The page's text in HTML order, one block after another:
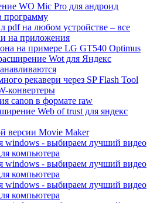
WO Mic Pro для андроид
программу
pdf на любом устройстве – все
на приложения
на примере LG GT540 Optimus
Wot для Яндекс
рекавери через SP Flash Tool
конвертеры
canon в формате raw
Web of trust для яндекс
версии Movie Maker
windows - выбираем лучший видео
компьютера
windows - выбираем лучший видео
компьютера
windows - выбираем лучший видео
компьютера